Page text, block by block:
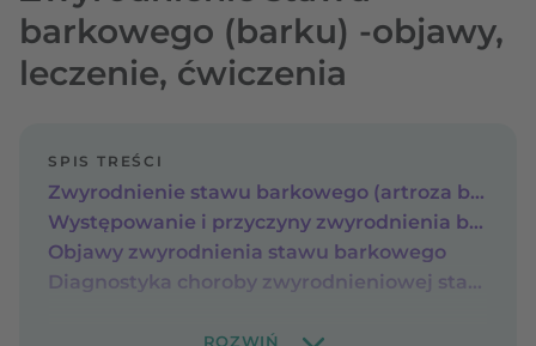
barkowego (barku) -objawy,
leczenie, ćwiczenia
SPIS TREŚCI
Zwyrodnienie stawu barkowego (artroza barku)
Występowanie i przyczyny zwyrodnienia barku
Objawy zwyrodnienia stawu barkowego
Diagnostyka choroby zwyrodnieniowej stawów barkowych – badania